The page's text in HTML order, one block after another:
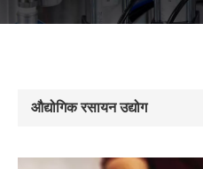
औद्योगिक रसायन उद्योग